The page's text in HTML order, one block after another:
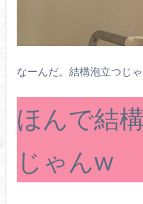
なーんだ。結構泡立つじゃ
ほんで結
じゃんw